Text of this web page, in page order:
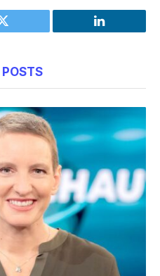
Twitter LinkedIn
POSTS